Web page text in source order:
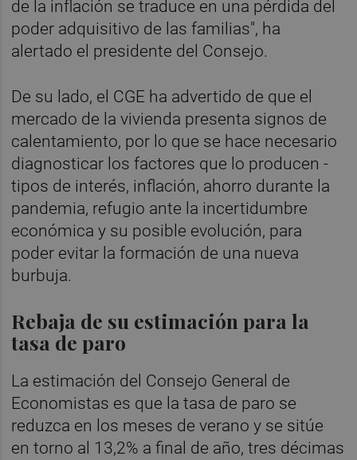
de la inflación se traduce en una pérdida del
poder adquisitivo de las familias", ha
alertado el presidente del Consejo.
De su lado, el CGE ha advertido de que el
mercado de la vivienda presenta signos de
calentamiento, por lo que se hace necesario
diagnosticar los factores que lo producen -
tipos de interés, inflación, ahorro durante la
pandemia, refugio ante la incertidumbre
económica y su posible evolución, para
poder evitar la formación de una nueva
burbuja.
Rebaja de su estimación para la
tasa de paro
La estimación del Consejo General de
Economistas es que la tasa de paro se
reduzca en los meses de verano y se sitúe
en torno al 13,2% a final de año, tres décimas